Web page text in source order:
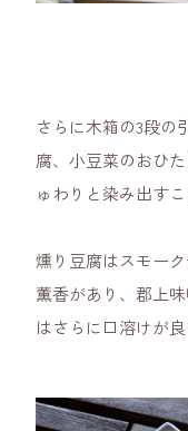
さらに木箱の3段の
腐、小豆菜のおひ
ゅわりと染み出す
燻り豆腐はスモー
薫香があり、郡上
はさらに口溶けが